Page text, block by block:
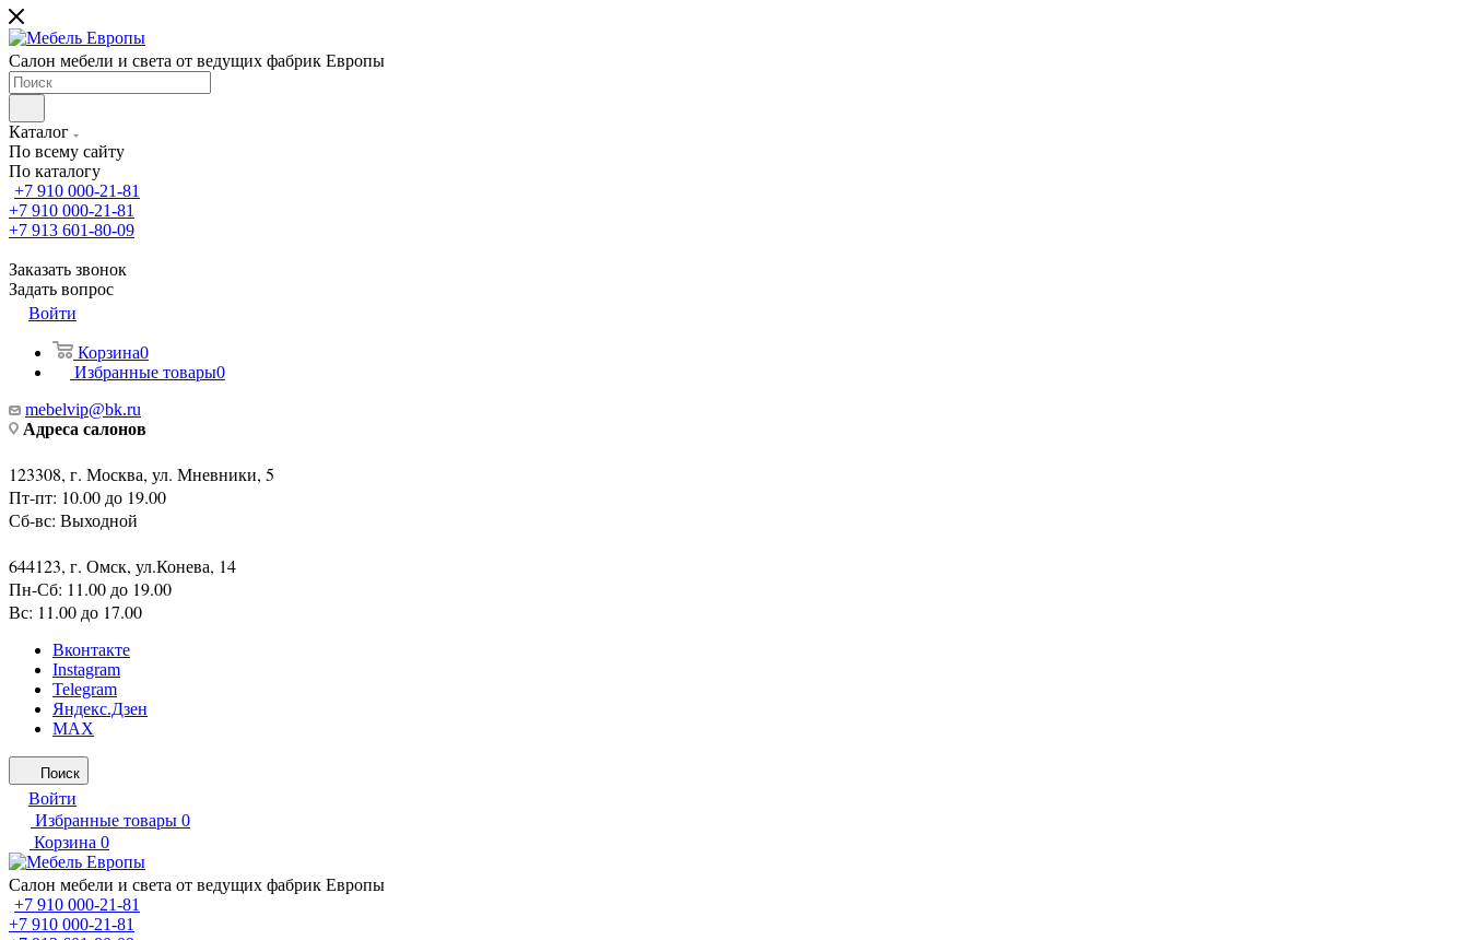
Салон мебели и света от ведущих фабрик Европы
Каталог
По всему сайту
По каталогу
+7 910 000-21-81
+7 910 000-21-81
+7 913 601-80-09
Заказать звонок
Задать вопрос
Войти
Корзина0
Избранные товары0
mebelvip@bk.ru
Адреса салонов
123308, г. Москва, ул. Мневники, 5
Пт-пт: 10.00 до 19.00
Сб-вс: Выходной
644123, г. Омск, ул.Конева, 14
Пн-Сб: 11.00 до 19.00
Вс: 11.00 до 17.00
Вконтакте
Instagram
Telegram
Яндекс.Дзен
MAX
Поиск
Войти
Избранные товары 0
Корзина 0
Салон мебели и света от ведущих фабрик Европы
+7 910 000-21-81
+7 910 000-21-81